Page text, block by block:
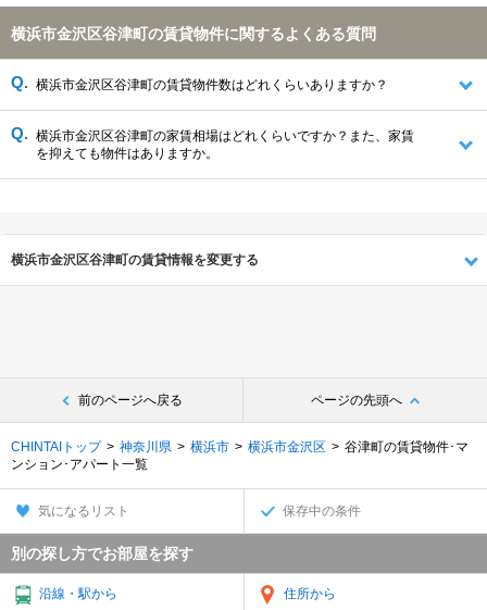
横浜市金沢区谷津町の賃貸物件に関するよくある質問
横浜市金沢区谷津町の賃貸物件数はどれくらいありますか？
横浜市金沢区谷津町の家賃相場はどれくらいですか？また、家賃
を抑えても物件はありますか。
横浜市金沢区谷津町の賃貸情報を変更する
前のページへ戻る ページの先頭へ
CHINTAIトップ 神奈川県 横浜市 横浜市金沢区
谷津町の賃貸物件･マ
ンション･アパート一覧
気になるリスト 保存中の条件
別の探し方でお部屋を探す
沿線・駅から 住所から